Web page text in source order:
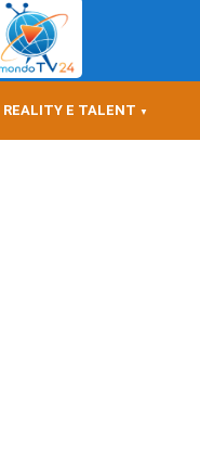
REALITY E TALENT